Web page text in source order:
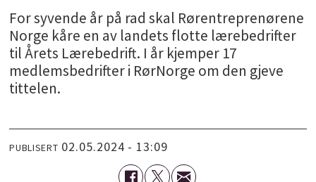
For syvende år på rad skal Rørentreprenørene
Norge kåre en av landets flotte lærebedrifter
til Årets Lærebedrift. I år kjemper 17
medlemsbedrifter i RørNorge om den gjeve
tittelen.
PUBLISERT 02.05.2024 - 13:09